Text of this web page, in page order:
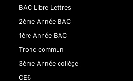
BAC Libre Lettres
2ème Année BAC
1ère Année BAC
Tronc commun
3ème Année collège
CE6